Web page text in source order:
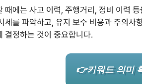
때에는 사고 이력, 주행거리, 정비 이력
세를 파악하고, 유지 보수 비용과 주의사
결정하는 것이 중요합니다.
👉키워드 의미